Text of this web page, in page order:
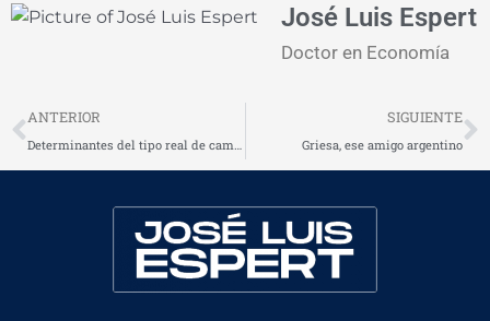
José Luis Espert
Doctor en Economía
Prev
ANTERIOR
Determinantes del tipo real de cambio en Argentina: Una aproximación empírica 1961-2014 – Paper Nº 14
SIGUIENTE
Griesa, ese amigo argentino